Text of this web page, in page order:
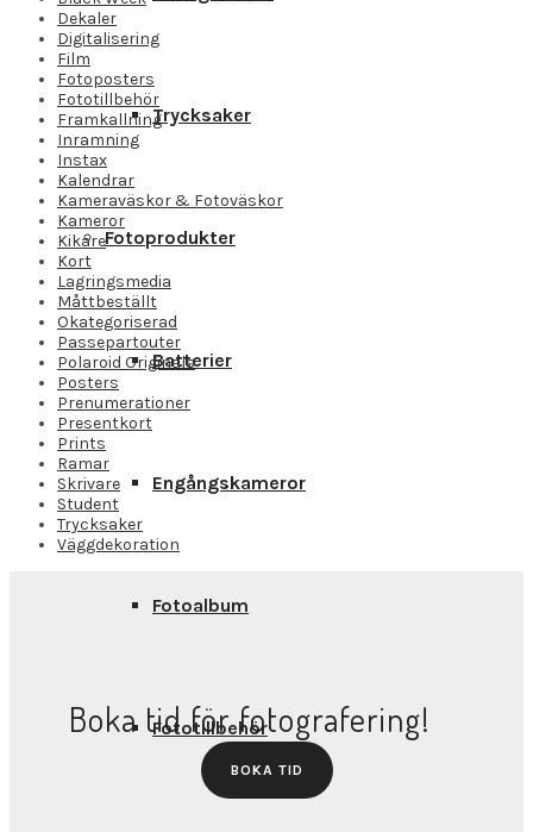
Trycksaker
Fotoprodukter
Batterier
Engångskameror
Fotoalbum
Fototillbehör
Dekaler
Digitalisering
Film
Fotoposters
Fototillbehör
Framkallning
Inramning
Instax
Kalendrar
Kameraväskor & Fotoväskor
Kameror
Kikare
Kort
Lagringsmedia
Måttbeställt
Okategoriserad
Passepartouter
Polaroid Originals
Posters
Prenumerationer
Presentkort
Prints
Ramar
Skrivare
Student
Trycksaker
Väggdekoration
Boka tid för fotografering!
BOKA TID